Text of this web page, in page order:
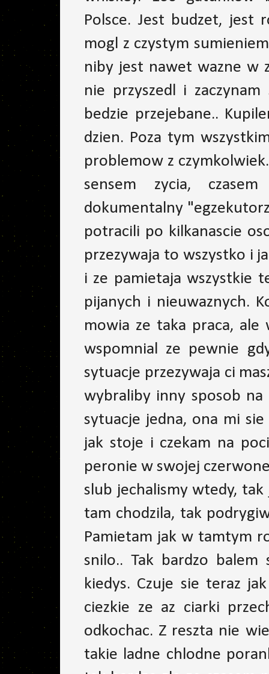
Polsce. Jest budzet, jest
mogl z czystym
niby jest nawet wazne w
nie przyszedl i
bedzie przejebane..
dzien. Poza tym
problemow z
sensem zycia,
dokumentalny
potracili po kilkanascie
przezywaja to wszystko i
i ze pamietaja wszystkie
pijanych i nieuwaznych.
mowia ze taka praca, ale
wspomnial ze pewnie
sytuacje przezywaja ci
wybraliby inny sposob na
sytuacje jedna, ona mi
jak stoje i czekam na
peronie w swojej
slub jechalismy wtedy,
tam chodzila, tak
Pamietam jak w tamtym
snilo.. Tak bardzo
kiedys. Czuje sie teraz
ciezkie ze az ciarki
odkochac. Z reszta nie
takie ladne chlodne